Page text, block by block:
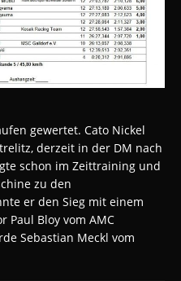
gewertet. Cato Nickel
derzeit in der DM nach
schon im Zeittraining und
zu den
er den Sieg mit einem
Paul Bloy vom AMC
Sebastian Meckl vom